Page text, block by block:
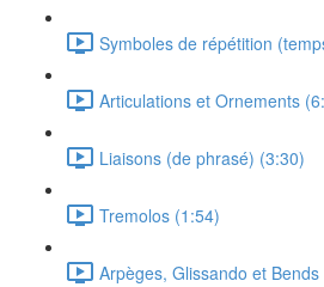
Symboles de répétition
Articulations et Ornements
Liaisons (de phrasé) (3:30)
Tremolos (1:54)
Arpèges, Glissando et Bends